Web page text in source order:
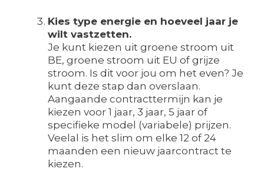
Kies type energie en hoeveel jaar je
wilt vastzetten.
Je kunt kiezen uit groene stroom uit
BE, groene stroom uit EU of grijze
stroom. Is dit voor jou om het even? Je
kunt deze stap dan overslaan.
Aangaande contracttermijn kan je
kiezen voor 1 jaar, 3 jaar, 5 jaar of
specifieke model (variabele) prijzen.
Veelal is het slim om elke 12 of 24
maanden een nieuw jaarcontract te
kiezen.